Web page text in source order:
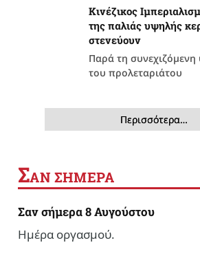
Κινέζικος
της παλιάς υψηλής
στενεύουν
Παρά τη
του προλεταριάτου
Περισσότερα…
ΣΑΝ ΣΗΜΕΡΑ
Σαν σήμερα 8 Αυγούστου
Ημέρα οργασμού.